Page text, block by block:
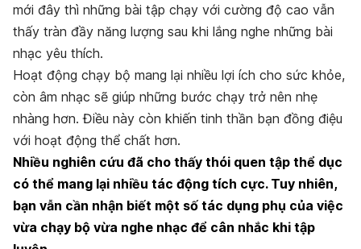
mới đây thì những bài tập chạy với cường độ cao vẫn
thấy tràn đầy năng lượng sau khi lắng nghe những bài
nhạc yêu thích.
Hoạt động chạy bộ mang lại nhiều lợi ích cho sức khỏe,
còn âm nhạc sẽ giúp những bước chạy trở nên nhẹ
nhàng hơn. Điều này còn khiến tinh thần bạn đồng điệu
với hoạt động thể chất hơn.
Nhiều nghiên cứu đã cho thấy thói quen tập thể dục
có thể mang lại nhiều tác động tích cực. Tuy nhiên,
bạn vẫn cần nhận biết một số tác dụng phụ của việc
vừa chạy bộ vừa nghe nhạc để cân nhắc khi tập